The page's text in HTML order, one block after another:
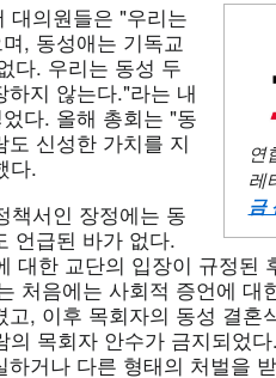
연
레
금
대의원들은 "우리는
, 동성애는 기독교
다. 우리는 동성 두
지 않는다."라는 내
다. 올해 총회는 "동
신성한 가치를 지
다.
책서인 장정에는 동
언급된 바가 없다.
대한 교단의 입장이 규정된
처음에는 사회적 증언에
고, 이후 목회자의 동성 결
의 목회자 안수가 금지되었
거나 다른 형태의 처벌을